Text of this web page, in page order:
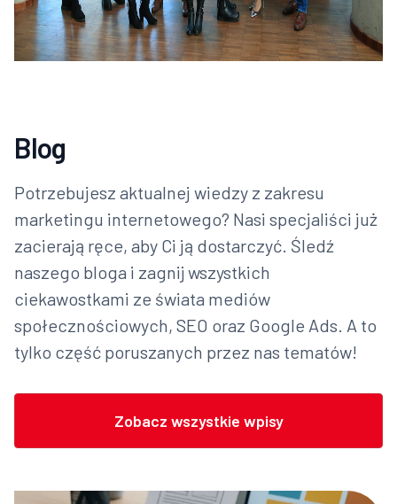
Blog
Potrzebujesz aktualnej wiedzy z zakresu
marketingu internetowego? Nasi specjaliści już
zacierają ręce, aby Ci ją dostarczyć. Śledź
naszego bloga i zagnij wszystkich
ciekawostkami ze świata mediów
społecznościowych, SEO oraz Google Ads. A to
tylko część poruszanych przez nas tematów!
Zobacz wszystkie wpisy